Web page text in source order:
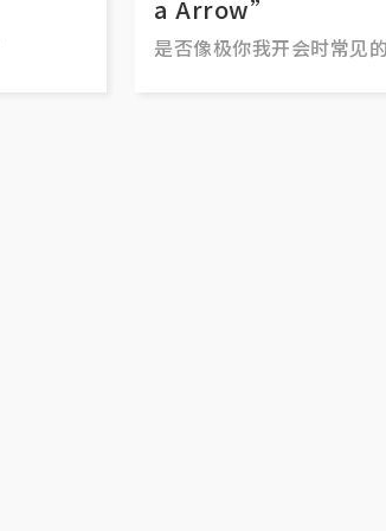
a Arrow”
是否像极你我开会时常见